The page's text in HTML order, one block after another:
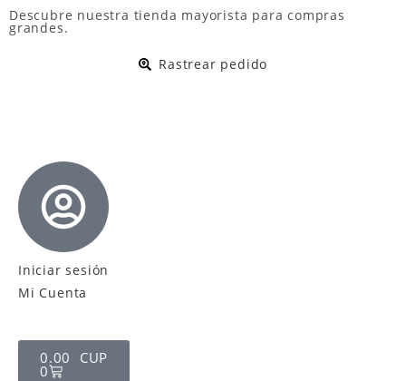
Descubre nuestra tienda mayorista para compras
grandes.
Rastrear pedido
Iniciar sesión
Mi Cuenta
0.00 CUP
0